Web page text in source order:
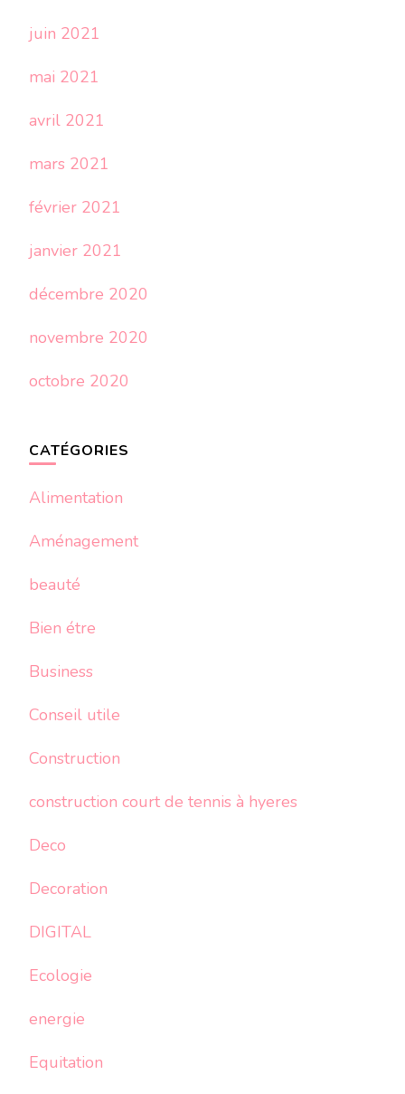
juin 2021
mai 2021
avril 2021
mars 2021
février 2021
janvier 2021
décembre 2020
novembre 2020
octobre 2020
CATÉGORIES
Alimentation
Aménagement
beauté
Bien étre
Business
Conseil utile
Construction
construction court de tennis à hyeres
Deco
Decoration
DIGITAL
Ecologie
energie
Equitation